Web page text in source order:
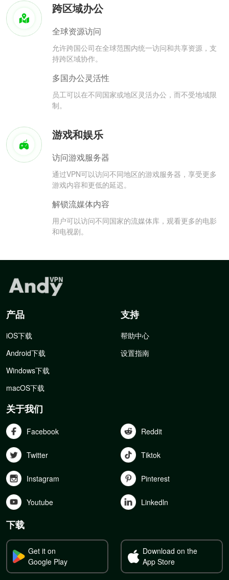
跨区域办公
全球资源访问
允许跨国公司在全球范围内统一访问和共享资源，支
持跨区域协作。
多国办公灵活性
员工可以在不同国家或地区灵活办公，而不受地域限
制。
游戏和娱乐
访问游戏服务器
通过VPN可以访问不同地区的游戏服务器，享受更多
游戏内容和更低的延迟。
解锁流媒体内容
用户可以访问不同国家的流媒体库，观看更多的电影
和电视剧。
产品
iOS下载
Android下载
Windows下载
macOS下载
支持
帮助中心
设置指南
关于我们
Facebook Reddit
Twitter Tiktok
Instagram Pinterest
Youtube Linkedln
下载
Get it on
Google Play
Download on the
App Store